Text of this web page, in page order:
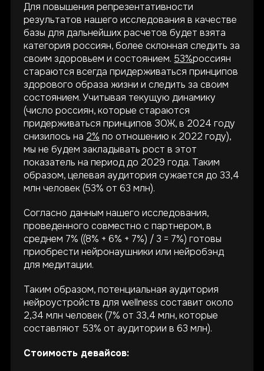
Для повышения репрезентативности
результатов нашего исследования в качестве
базы для дальнейших расчетов будет взята
категория россиян, более склонная следить за
своим здоровьем и состоянием. 53%россиян
стараются всегда придерживаться принципов
здорового образа жизни и следить за своим
состоянием. Учитывая текущую динамику
(число россиян, которые стараются
придерживаться принципов ЗОЖ, в 2024 году
снизилось на 2% по отношению к 2022 году),
мы не будем закладывать рост в этот
показатель на период до 2029 года. Таким
образом, целевая аудитория сужается до 33,4
млн человек (53% от 63 млн).
Согласно данным нашего исследования,
проведенного совместно с партнером, в
среднем 7% ((8% + 6% + 7%) / 3 = 7%) готовы
приобрести нейронаушники или нейробэнд
для медитации.
Таким образом, потенциальная аудитория
нейроустройств для wellness составит около
2,34 млн человек (7% от 33,4 млн, которые
составляют 53% от аудитории в 63 млн).
Стоимость девайсов: